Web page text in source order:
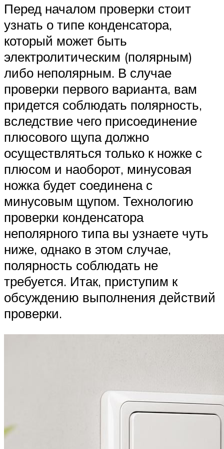
Перед началом проверки стоит
узнать о типе конденсатора,
который может быть
электролитическим (полярным)
либо неполярным. В случае
проверки первого варианта, вам
придется соблюдать полярность,
вследствие чего присоединение
плюсового щупа должно
осуществляться только к ножке с
плюсом и наоборот, минусовая
ножка будет соединена с
минусовым щупом. Технологию
проверки конденсатора
неполярного типа вы узнаете чуть
ниже, однако в этом случае,
полярность соблюдать не
требуется. Итак, приступим к
обсуждению выполнения действий
проверки.